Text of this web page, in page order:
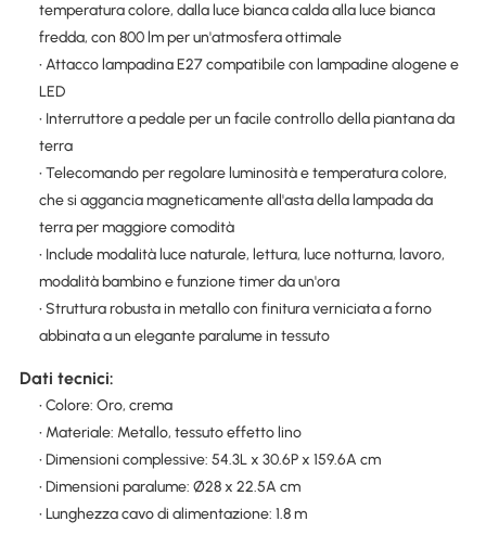
temperatura colore, dalla luce bianca calda alla luce bianca
fredda, con 800 lm per un'atmosfera ottimale
• Attacco lampadina E27 compatibile con lampadine alogene e
LED
• Interruttore a pedale per un facile controllo della piantana da
terra
• Telecomando per regolare luminosità e temperatura colore,
che si aggancia magneticamente all'asta della lampada da
terra per maggiore comodità
• Include modalità luce naturale, lettura, luce notturna, lavoro,
modalità bambino e funzione timer da un'ora
• Struttura robusta in metallo con finitura verniciata a forno
abbinata a un elegante paralume in tessuto
Dati tecnici:
• Colore: Oro, crema
• Materiale: Metallo, tessuto effetto lino
• Dimensioni complessive: 54.3L x 30.6P x 159.6A cm
• Dimensioni paralume: Ø28 x 22.5A cm
• Lunghezza cavo di alimentazione: 1.8 m